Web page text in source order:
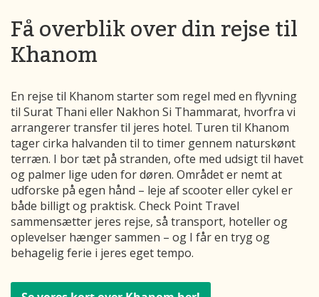
Få overblik over din rejse til
Khanom
En rejse til Khanom starter som regel med en flyvning
til Surat Thani eller Nakhon Si Thammarat, hvorfra vi
arrangerer transfer til jeres hotel. Turen til Khanom
tager cirka halvanden til to timer gennem naturskønt
terræn. I bor tæt på stranden, ofte med udsigt til havet
og palmer lige uden for døren. Området er nemt at
udforske på egen hånd – leje af scooter eller cykel er
både billigt og praktisk. Check Point Travel
sammensætter jeres rejse, så transport, hoteller og
oplevelser hænger sammen – og I får en tryg og
behagelig ferie i jeres eget tempo.